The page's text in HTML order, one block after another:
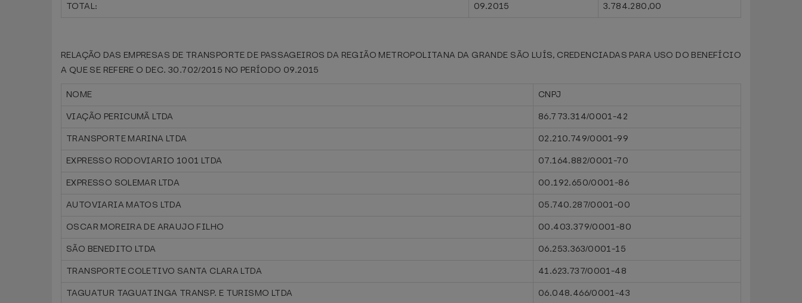
TOTAL:
09.2015 3.784.280,00
RELAÇÃO DAS EMPRESAS DE TRANSPORTE DE PASSAGEIROS DA REGIÃO METROPOLITANA DA GRANDE SÃO LUÍS, CREDENCIADAS PARA USO DO BENEFÍCIO
A QUE SE REFERE O DEC. 30.702/2015 NO PERÍODO 09.2015
NOME
CNPJ
VIAÇÃO PERICUMÃ LTDA
86.773.314/0001-42
TRANSPORTE MARINA LTDA
02.210.749/0001-99
EXPRESSO RODOVIARIO 1001 LTDA
07.164.882/0001-70
EXPRESSO SOLEMAR LTDA
00.192.650/0001-86
AUTOVIARIA MATOS LTDA
05.740.287/0001-00
OSCAR MOREIRA DE ARAUJO FILHO
00.403.379/0001-80
SÃO BENEDITO LTDA
06.253.363/0001-15
TRANSPORTE COLETIVO SANTA CLARA LTDA
41.623.737/0001-48
TAGUATUR TAGUATINGA TRANSP. E TURISMO LTDA
06.048.466/0001-43